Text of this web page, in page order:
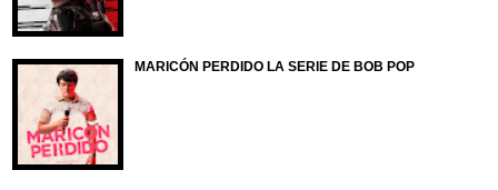
MARICÓN PERDIDO LA SERIE DE BOB POP